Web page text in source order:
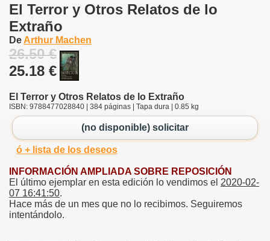
El Terror y Otros Relatos de lo
Extraño
De Arthur Machen
26.50 €
25.18 €
El Terror y Otros Relatos de lo Extraño
ISBN: 9788477028840 | 384 páginas | Tapa dura | 0.85 kg
(no disponible) solicitar
ó + lista de los deseos
INFORMACIÓN AMPLIADA SOBRE REPOSICIÓN
El último ejemplar en esta edición lo vendimos el 2020-02-
07 16:41:50.
Hace más de un mes que no lo recibimos. Seguiremos
intentándolo.